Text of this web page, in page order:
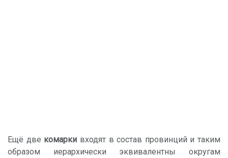
Ещё две комарки входят в состав провинций и таким
образом иерархически эквивалентны округам